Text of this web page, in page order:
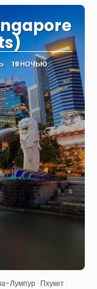
19 НОЧЬЮ
Лумпур · Пхукет ·